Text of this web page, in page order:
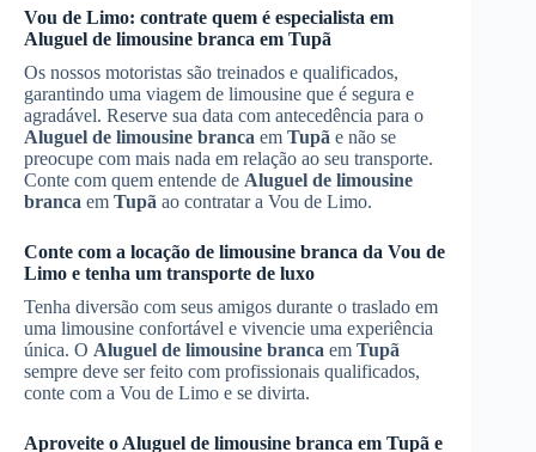
Vou de Limo: contrate quem é especialista em
Aluguel de limousine branca em Tupã
Os nossos motoristas são treinados e qualificados,
garantindo uma viagem de limousine que é segura e
agradável. Reserve sua data com antecedência para o
Aluguel de limousine branca em Tupã e não se
preocupe com mais nada em relação ao seu transporte.
Conte com quem entende de Aluguel de limousine
branca em Tupã ao contratar a Vou de Limo.
Conte com a locação de limousine branca da Vou de
Limo e tenha um transporte de luxo
Tenha diversão com seus amigos durante o traslado em
uma limousine confortável e vivencie uma experiência
única. O Aluguel de limousine branca em Tupã
sempre deve ser feito com profissionais qualificados,
conte com a Vou de Limo e se divirta.
Aproveite o Aluguel de limousine branca em Tupã e